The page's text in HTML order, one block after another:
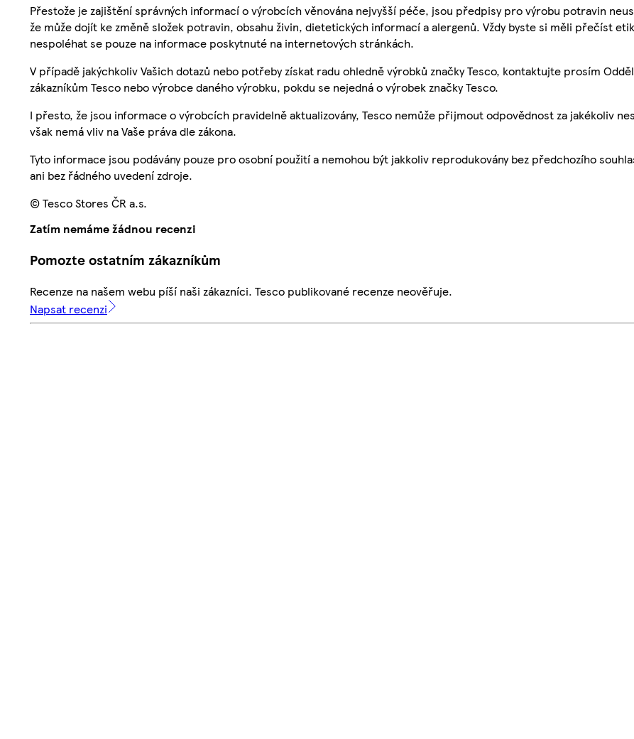
Přestože je zajištění správných informací o výrobcích věnována nejvyšší péče, jsou předpisy pro výrobu potravin
že může dojít ke změně složek potravin, obsahu živin, dietetických informací a alergenů. Vždy byste si měli přečíst
nespoléhat se pouze na informace poskytnuté na internetových stránkách.
V případě jakýchkoliv Vašich dotazů nebo potřeby získat radu ohledně výrobků značky Tesco, kontaktujte prosím
zákazníkům Tesco nebo výrobce daného výrobku, pokdu se nejedná o výrobek značky Tesco.
I přesto, že jsou informace o výrobcích pravidelně aktualizovány, Tesco nemůže přijmout odpovědnost za jakékoliv
však nemá vliv na Vaše práva dle zákona.
Tyto informace jsou podávány pouze pro osobní použití a nemohou být jakkoliv reprodukovány bez předchozího
ani bez řádného uvedení zdroje.
© Tesco Stores ČR a.s.
Zatím nemáme žádnou recenzi
Pomozte ostatním zákazníkům
Recenze na našem webu píší naši zákazníci. Tesco publikované recenze neověřuje.
Napsat recenzi